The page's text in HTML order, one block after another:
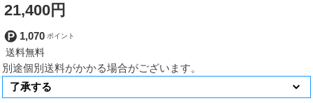
21,400円
1,070
別途個別送料がかかる場合がございます。